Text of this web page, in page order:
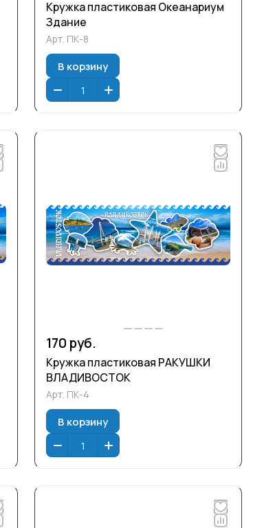
Кружка пластиковая Океанариум
Здание
Арт. ПК-8
В корзину
170 руб.
Кружка пластиковая РАКУШКИ
ВЛАДИВОСТОК
Арт. ПК-4
В корзину